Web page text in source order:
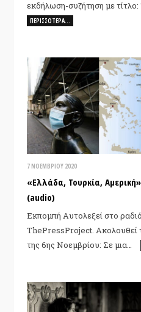
εκδήλωση-συζήτηση με τίτλο:
ΠΕΡΙΣΣΌΤΕΡΑ…
7 ΝΟΕΜΒΡΊΟΥ 2020
«Ελλάδα, Τουρκία,
(audio)
Εκπομπή Αυτολεξεί στο
ThePressProject. Ακολουθεί
της 6ης Νοεμβρίου: Σε μια…